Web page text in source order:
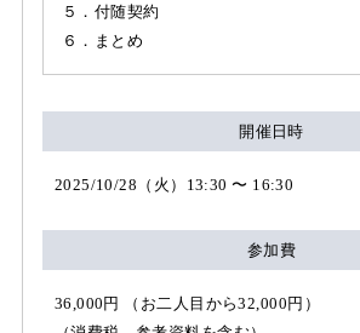
５．付随契約
６．まとめ
開催日時
2025/10/28（火）13:30 〜 16:30
参加費
36,000円 （お二人目から32,000円）